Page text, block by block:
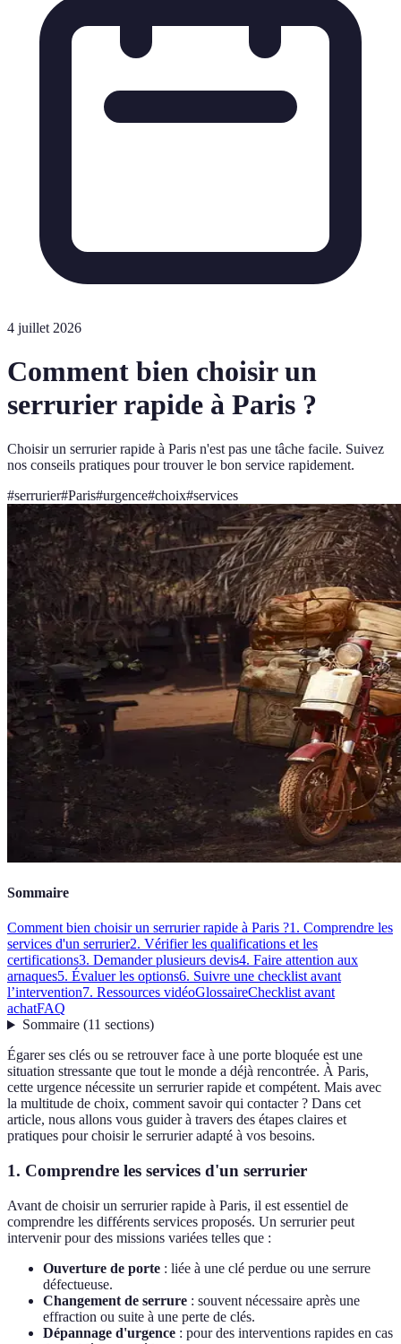
4 juillet 2026
Comment bien choisir un
serrurier rapide à Paris ?
Choisir un serrurier rapide à Paris n'est pas une tâche facile. Suivez
nos conseils pratiques pour trouver le bon service rapidement.
#serrurier#Paris#urgence#choix#services
Sommaire
Comment bien choisir un serrurier rapide à Paris ?1. Comprendre les
services d'un serrurier2. Vérifier les qualifications et les
certifications3. Demander plusieurs devis4. Faire attention aux
arnaques5. Évaluer les options6. Suivre une checklist avant
l’intervention7. Ressources vidéoGlossaireChecklist avant
achatFAQ
Sommaire(11 sections)
Égarer ses clés ou se retrouver face à une porte bloquée est une
situation stressante que tout le monde a déjà rencontrée. À Paris,
cette urgence nécessite un serrurier rapide et compétent. Mais avec
la multitude de choix, comment savoir qui contacter ? Dans cet
article, nous allons vous guider à travers des étapes claires et
pratiques pour choisir le serrurier adapté à vos besoins.
1. Comprendre les services d'un serrurier
Avant de choisir un serrurier rapide à Paris, il est essentiel de
comprendre les différents services proposés. Un serrurier peut
intervenir pour des missions variées telles que :
Ouverture de porte : liée à une clé perdue ou une serrure
défectueuse.
Changement de serrure : souvent nécessaire après une
effraction ou suite à une perte de clés.
Dépannage d'urgence : pour des interventions rapides en cas